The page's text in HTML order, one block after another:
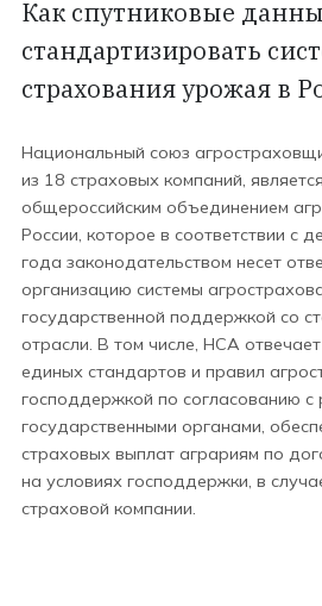
Как спутниковые
стандартизировать
страхования урожая в
Национальный союз
из 18 страховых компаний,
общероссийским объединением
России, которое в соответствии с
года законодательством несет
организацию системы
государственной поддержкой со
отрасли. В том числе, НСА
единых стандартов и правил
господдержкой по согласованию
государственными органами,
страховых выплат аграриям по
на условиях господдержки, в
страховой компании.